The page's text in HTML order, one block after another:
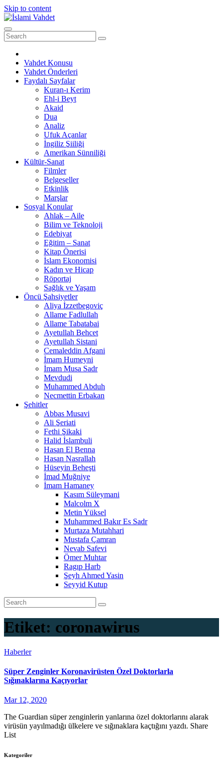
Skip to content
Vahdet Konusu
Vahdet Önderleri
Faydalı Sayfalar
Kuran-ı Kerim
Ehl-i Beyt
Akaid
Dua
Analiz
Ufuk Açanlar
İngiliz Şiiliği
Amerikan Sünniliği
Kültür-Sanat
Filmler
Belgeseller
Etkinlik
Marşlar
Sosyal Konular
Ahlak – Aile
Bilim ve Teknoloji
Edebiyat
Eğitim – Sanat
Kitap Önerisi
İslam Ekonomisi
Kadın ve Hicap
Röportaj
Sağlık ve Yaşam
Öncü Şahsiyetler
Aliya İzzetbegoviç
Allame Fadlullah
Allame Tabatabai
Ayetullah Behcet
Ayetullah Sistani
Cemaleddin Afgani
İmam Humeyni
İmam Musa Sadr
Mevdudi
Muhammed Abduh
Necmettin Erbakan
Şehitler
Abbas Musavi
Ali Şeriati
Fethi Şikaki
Halid İslambuli
Hasan El Benna
Hasan Nasrallah
Hüseyin Beheşti
İmad Muğniye
İmam Hamaney
Kasım Süleymani
Malcolm X
Metin Yüksel
Muhammed Bakır Es Sadr
Murtaza Mutahhari
Mustafa Çamran
Nevab Safevi
Ömer Muhtar
Ragıp Harb
Şeyh Ahmed Yasin
Seyyid Kutup
Etiket: coronawirus
Haberler
Süper Zenginler Koronavirüsten Özel Doktorlarla
Sığınaklarına Kaçıyorlar
Mar 12, 2020
The Guardian süper zenginlerin yanlarına özel doktorlarını alarak
virüsün yayılmadığı ülkelere ve sığınaklara kaçtığını yazdı. Share
List
Kategoriler